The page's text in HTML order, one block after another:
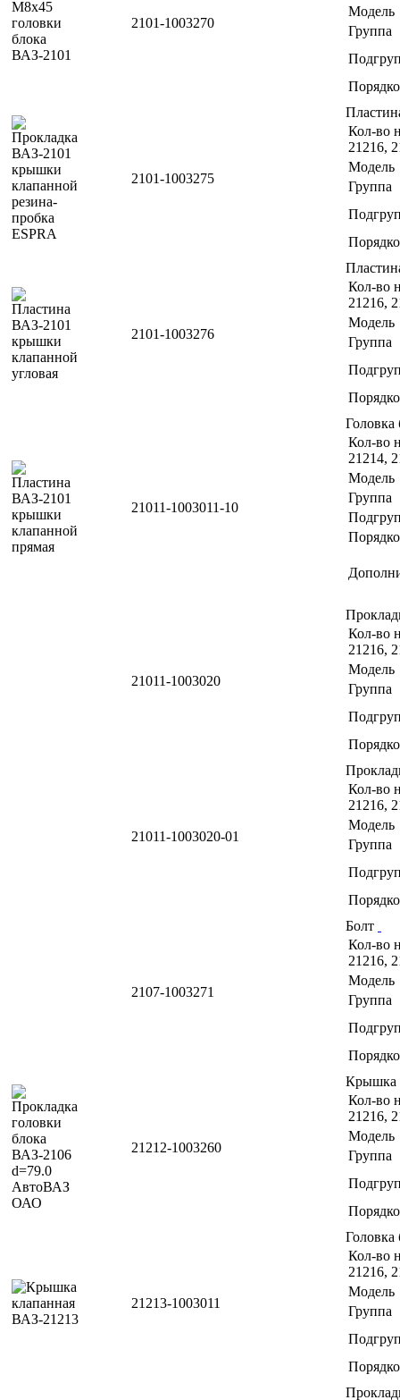
2101-1003270
Модель
Группа
2101-1003275
Кол-во
21216,
Модель
Группа
2101-1003276
Кол-во
21216,
Модель
Группа
21011-1003011-10
Головка
Кол-во
21214,
Модель
Группа
21011-1003020
Кол-во
21216,
Модель
Группа
21011-1003020-01
Кол-во
21216,
Модель
Группа
2107-1003271
Болт
Кол-во
21216,
Модель
Группа
21212-1003260
Крышка
Кол-во
21216,
Модель
Группа
21213-1003011
Головка
Кол-во
21216,
Модель
Группа